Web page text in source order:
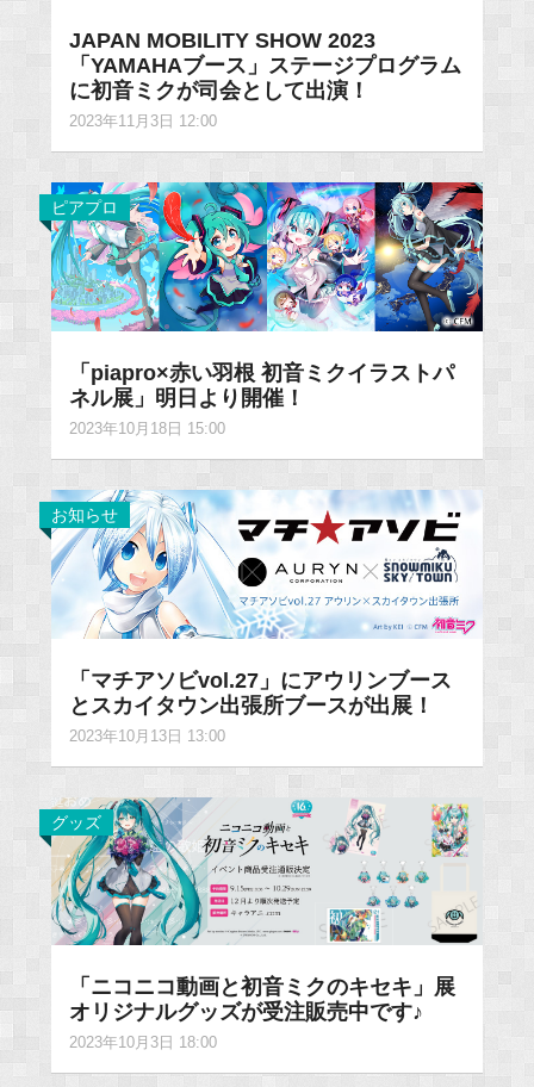
JAPAN MOBILITY SHOW 2023
「YAMAHAブース」ステージプログラム
に初音ミクが司会として出演！
2023年11月3日 12:00
ピアプロ
「piapro×赤い羽根 初音ミクイラストパ
ネル展」明日より開催！
2023年10月18日 15:00
お知らせ
「マチアソビvol.27」にアウリンブース
とスカイタウン出張所ブースが出展！
2023年10月13日 13:00
グッズ
「ニコニコ動画と初音ミクのキセキ」展
オリジナルグッズが受注販売中です♪
2023年10月3日 18:00